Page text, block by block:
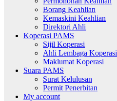
Borang Keahlian
Kemaskini Keahlian
Direktori Ahli
Koperasi PAMS
Sijil Koperasi
Ahli Lembaga Koperasi
Maklumat Koperasi
Suara PAMS
Surat Kelulusan
Permit Penerbitan
My account